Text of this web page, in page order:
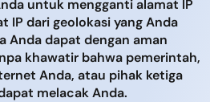
untuk mengganti alamat IP
IP dari geolokasi yang Anda
Anda dapat dengan aman
khawatir bahwa pemerintah,
Anda, atau pihak ketiga
melacak Anda.